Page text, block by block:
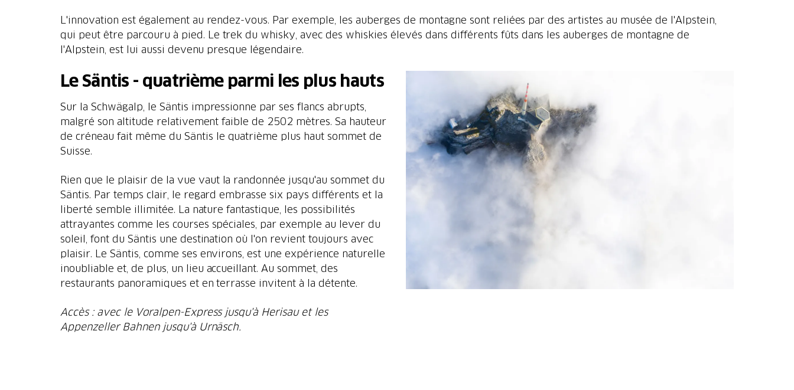
L'innovation est également au rendez-vous. Par exemple, les auberges de montagne sont reliées par des artistes au musée de l'Alpstein,
qui peut être parcouru à pied. Le trek du whisky, avec des whiskies élevés dans différents fûts dans les auberges de montagne de
l'Alpstein, est lui aussi devenu presque légendaire.
Le Säntis - quatrième parmi les plus hauts
Sur la Schwägalp, le Säntis impressionne par ses flancs abrupts,
malgré son altitude relativement faible de 2502 mètres. Sa hauteur
de créneau fait même du Säntis le quatrième plus haut sommet de
Suisse.
Rien que le plaisir de la vue vaut la randonnée jusqu'au sommet du
Säntis. Par temps clair, le regard embrasse six pays différents et la
liberté semble illimitée. La nature fantastique, les possibilités
attrayantes comme les courses spéciales, par exemple au lever du
soleil, font du Säntis une destination où l'on revient toujours avec
plaisir. Le Säntis, comme ses environs, est une expérience naturelle
inoubliable et, de plus, un lieu accueillant. Au sommet, des
restaurants panoramiques et en terrasse invitent à la détente.
Accès : avec le Voralpen-Express jusqu'à Herisau et les
Appenzeller Bahnen jusqu'à Urnäsch.